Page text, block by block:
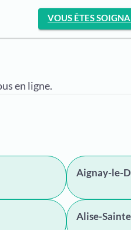
VOUS ÊTES
en ligne.
Aignay-le-
Alise-